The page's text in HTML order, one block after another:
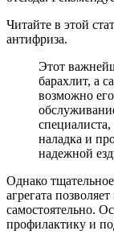
Читайте в этой
антифриза.
Этот
барахлит, а
возможно
наладка и
надежной
Однако
агрегата
самостоятельно.
профилактику и